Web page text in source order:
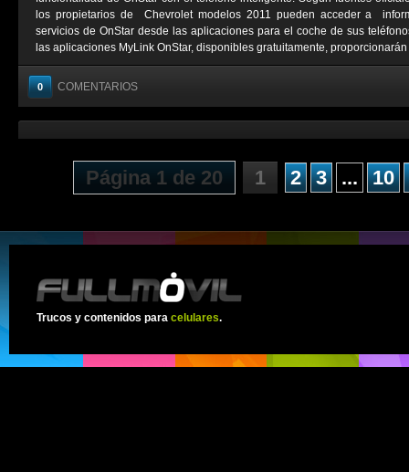
los propietarios de Chevrolet modelos 2011 pueden acceder a
servicios de OnStar desde las aplicaciones para el coche de sus
las aplicaciones MyLink OnStar, disponibles gratuitamente, proporcionarán
0 COMENTARIOS
Página 1 de 20 1 2 3 ... 10
Trucos y contenidos para celulares.